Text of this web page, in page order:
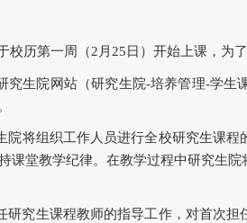
校历第一周（2 月 25 日）开始上课，为
究生院网站（研究生院-培养管理-学生
院将组织工作人员进行全校研究生课程
课堂教学纪律。在教学过程中研究生院
研究生课程教师的指导工作，对首次担